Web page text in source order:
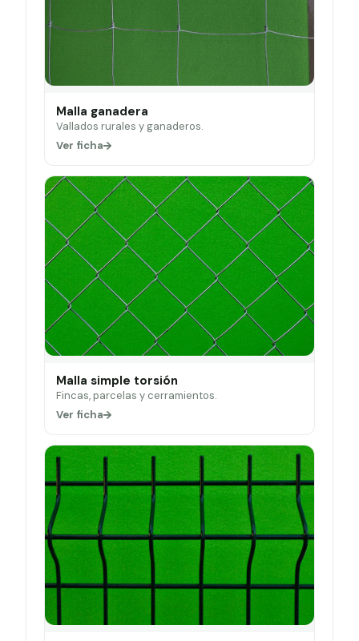
Malla ganadera
Vallados rurales y ganaderos.
Ver ficha
Malla simple torsión
Fincas, parcelas y cerramientos.
Ver ficha